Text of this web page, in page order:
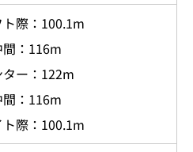
際：100.1m
：116m
ー：122m
：116m
際：100.1m